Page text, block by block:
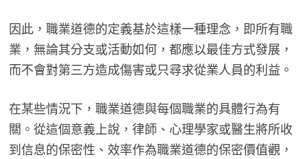
因此，職業道德的定義基於這樣一種理念，即所有職
業，無論其分支或活動如何，都應以最佳方式發展，
而不會對第三方造成傷害或只尋求從業人員的利益。
在某些情況下，職業道德與每個職業的具體行為有
關。從這個意義上說，律師、心理學家或醫生將所收
到信息的保密性、效率作為職業道德的保密價值觀，